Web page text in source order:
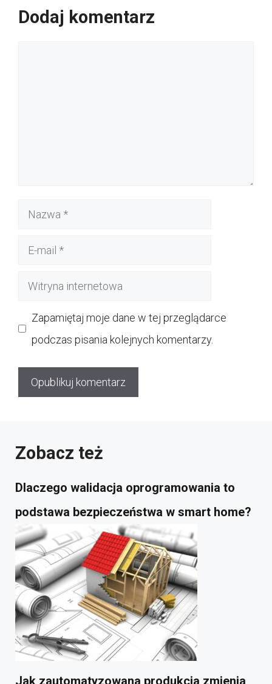
Dodaj komentarz
Nazwa
Witryna
Zapamiętaj moje dane w tej przeglądarce
podczas pisania kolejnych komentarzy.
Zobacz też
Dlaczego walidacja oprogramowania to
podstawa bezpieczeństwa w smart home?
Jak zautomatyzowana produkcja zmienia